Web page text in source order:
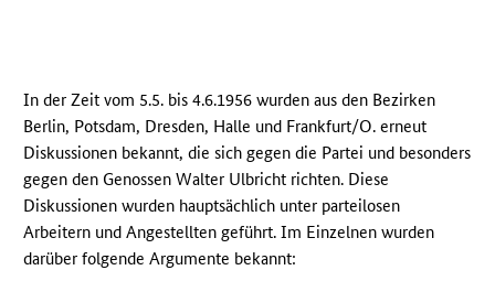
In der Zeit vom 5.5. bis 4.6.1956 wurden aus den Bezirken
Berlin, Potsdam, Dresden, Halle und Frankfurt/O. erneut
Diskussionen bekannt, die sich gegen die Partei und besonders
gegen den Genossen Walter Ulbricht richten. Diese
Diskussionen wurden hauptsächlich unter parteilosen
Arbeitern und Angestellten geführt. Im Einzelnen wurden
darüber folgende Argumente bekannt: